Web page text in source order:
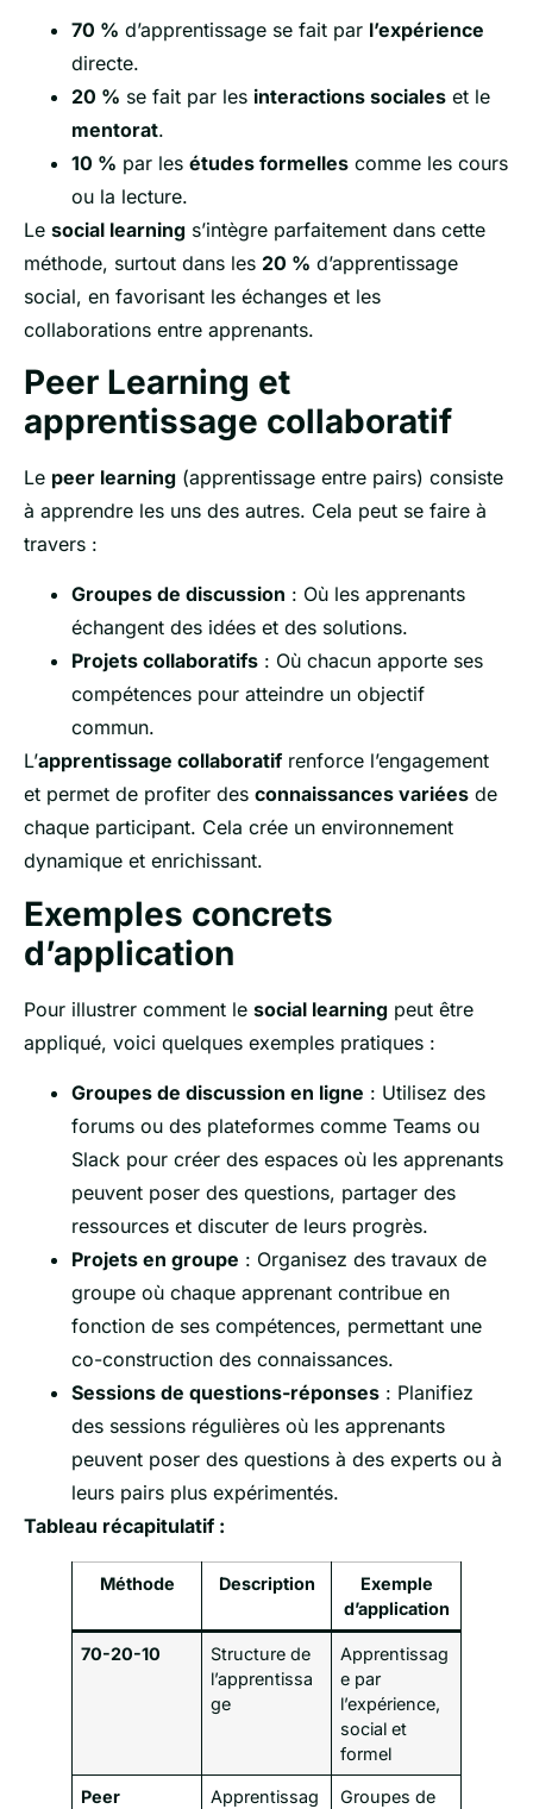
70 % d’apprentissage se fait par l’expérience
directe.
20 % se fait par les interactions sociales et le
mentorat.
10 % par les études formelles comme les cours
ou la lecture.
Le social learning s’intègre parfaitement dans cette
méthode, surtout dans les 20 % d’apprentissage
social, en favorisant les échanges et les
collaborations entre apprenants.
Peer Learning et
apprentissage collaboratif
Le peer learning (apprentissage entre pairs) consiste
à apprendre les uns des autres. Cela peut se faire à
travers :
Groupes de discussion : Où les apprenants
échangent des idées et des solutions.
Projets collaboratifs : Où chacun apporte ses
compétences pour atteindre un objectif
commun.
L’apprentissage collaboratifrenforce l’engagement
et permet de profiter des connaissances variées de
chaque participant. Cela crée un environnement
dynamique et enrichissant.
Exemples concrets
d’application
Pour illustrer comment le social learning peut être
appliqué, voici quelques exemples pratiques :
Groupes de discussion en ligne : Utilisez des
forums ou des plateformes comme Teams ou
Slack pour créer des espaces où les apprenants
peuvent poser des questions, partager des
ressources et discuter de leurs progrès.
Projets en groupe : Organisez des travaux de
groupe où chaque apprenant contribue en
fonction de ses compétences, permettant une
co-construction des connaissances.
Sessions de questions-réponses : Planifiez
des sessions régulières où les apprenants
peuvent poser des questions à des experts ou à
leurs pairs plus expérimentés.
Tableau récapitulatif :
Méthode Description
Exemple
d’application
70-20-10
Structure de
l’apprentissa
ge
Apprentissag
e par
l’expérience,
social et
formel
Peer
Apprentissag
Groupes de